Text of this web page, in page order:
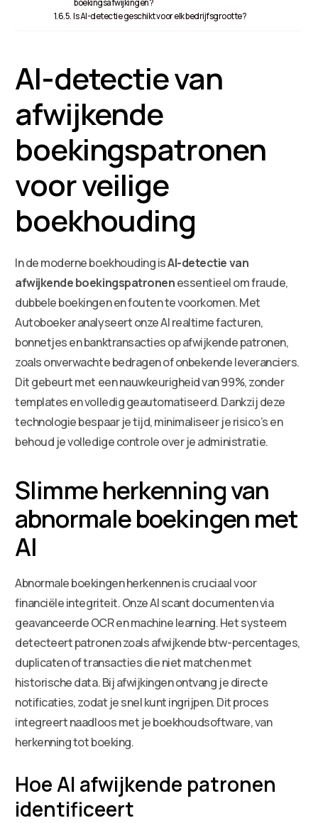
boekingsafwijkingen?
Is AI-detectie geschikt voor elk bedrijfsgrootte?
AI-detectie van
afwijkende
boekingspatronen
voor veilige
boekhouding
In de moderne boekhouding isAI-detectie van
afwijkende boekingspatronenessentieel om fraude,
dubbele boekingen en fouten te voorkomen. Met
Autoboeker analyseert onze AI realtime facturen,
bonnetjes en banktransacties op afwijkende patronen,
zoals onverwachte bedragen of onbekende leveranciers.
Dit gebeurt met een nauwkeurigheid van 99%, zonder
templates en volledig geautomatiseerd. Dankzij deze
technologie bespaar je tijd, minimaliseer je risico’s en
behoud je volledige controle over je administratie.
Slimme herkenning van
abnormale boekingen met
AI
Abnormale boekingen herkennen is cruciaal voor
financiële integriteit. Onze AI scant documenten via
geavanceerde OCR en machine learning. Het systeem
detecteert patronen zoals afwijkende btw-percentages,
duplicaten of transacties die niet matchen met
historische data. Bij afwijkingen ontvang je directe
notificaties, zodat je snel kunt ingrijpen. Dit proces
integreert naadloos met je boekhoudsoftware, van
herkenning tot boeking.
Hoe AI afwijkende patronen
identificeert